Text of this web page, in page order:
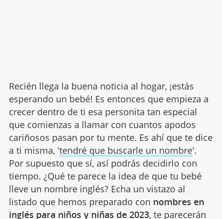
Recién llega la buena noticia al hogar, ¡estás
esperando un bebé! Es entonces que empieza a
crecer dentro de ti esa personita tan especial
que comienzas a llamar con cuantos apodos
cariñosos pasan por tu mente. Es ahí que te dice
a ti misma, 'tendré que buscarle un nombre'.
Por supuesto que sí, así podrás decidirlo con
tiempo. ¿Qué te parece la idea de que tu bebé
lleve un nombre inglés? Echa un vistazo al
listado que hemos preparado con nombres en
inglés para niños y niñas de 2023, te parecerán